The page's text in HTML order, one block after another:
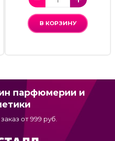
В КОРЗИНУ
парфюмерии и
от 999 руб.